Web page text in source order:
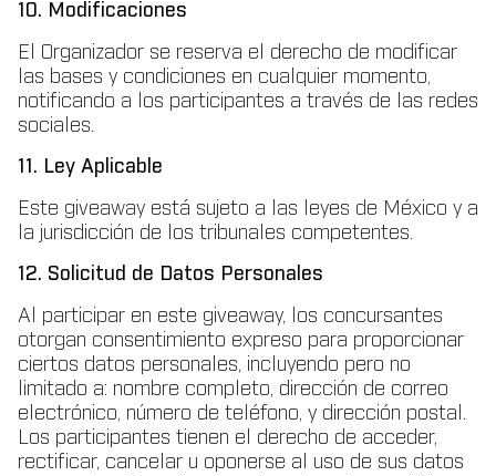
10. Modificaciones
El Organizador se reserva el derecho de modificar
las bases y condiciones en cualquier momento,
notificando a los participantes a través de las redes
sociales.
11. Ley Aplicable
Este giveaway está sujeto a las leyes de México y a
la jurisdicción de los tribunales competentes.
12. Solicitud de Datos Personales
Al participar en este giveaway, los concursantes
otorgan consentimiento expreso para proporcionar
ciertos datos personales, incluyendo pero no
limitado a: nombre completo, dirección de correo
electrónico, número de teléfono, y dirección postal.
Los participantes tienen el derecho de acceder,
rectificar, cancelar u oponerse al uso de sus datos